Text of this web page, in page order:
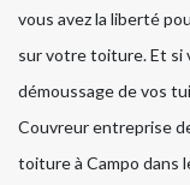
vous avez la liberté
sur votre toiture. Et si
démoussage de vos
Couvreur entreprise
toiture à Campo dans